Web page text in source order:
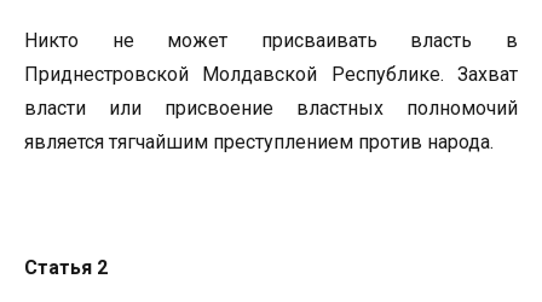
Никто не может присваивать власть в
Приднестровской Молдавской Республике. Захват
власти или присвоение властных полномочий
является тягчайшим преступлением против народа.
Статья 2